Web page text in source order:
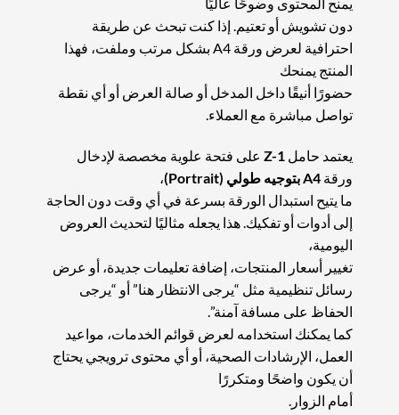
يمنح المحتوى وضوحًا عاليًا
دون تشويش أو تعتيم. إذا كنت تبحث عن طريقة
احترافية لعرض ورقة A4 بشكل مرتب وملفت، فهذا
المنتج يمنحك
حضورًا أنيقًا داخل المدخل أو صالة العرض أو أي نقطة
تواصل مباشرة مع العملاء.
يعتمد حامل Z-1على فتحة علوية مخصصة لإدخال
ورقة A4 بتوجيه طولي (Portrait)
،
ما يتيح استبدال الورقة بسرعة في أي وقت دون الحاجة
إلى أدوات أو تفكيك. هذا يجعله مثاليًا لتحديث العروض
اليومية،
تغيير أسعار المنتجات، إضافة تعليمات جديدة، أو عرض
رسائل تنظيمية مثل “يرجى الانتظار هنا” أو “يرجى
الحفاظ على مسافة آمنة”.
كما يمكنك استخدامه لعرض قوائم الخدمات، مواعيد
العمل، الإرشادات الصحية، أو أي محتوى ترويجي يحتاج
أن يكون واضحًا ومتكررًا
أمام الزوار.